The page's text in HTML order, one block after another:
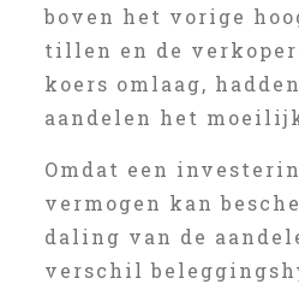
boven het vorige
tillen en de
koers omlaag,
aandelen het
Omdat een
vermogen kan
daling van de
verschil